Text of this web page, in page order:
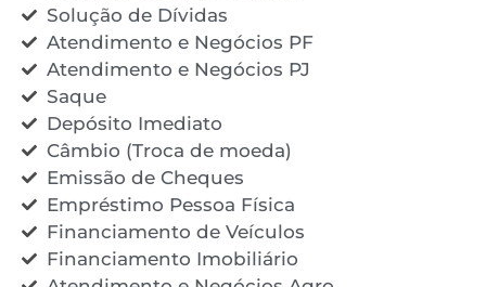
Solução de Dívidas
Atendimento e Negócios PF
Atendimento e Negócios PJ
Saque
Depósito Imediato
Câmbio (Troca de moeda)
Emissão de Cheques
Empréstimo Pessoa Física
Financiamento de Veículos
Financiamento Imobiliário